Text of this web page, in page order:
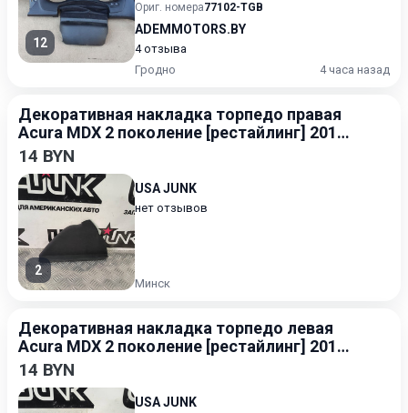
12
Ориг. номера77102-TGB
ADEMMOTORS.BY
4 отзыва
Гродно
4 часа назад
Декоративная накладка торпедо правая
Acura MDX 2 поколение [рестайлинг] 2010-
2013 3.5
14 BYN
2
USA JUNK
нет отзывов
Минск
Декоративная накладка торпедо левая
Acura MDX 2 поколение [рестайлинг] 2010-
2013 3.5
14 BYN
USA JUNK